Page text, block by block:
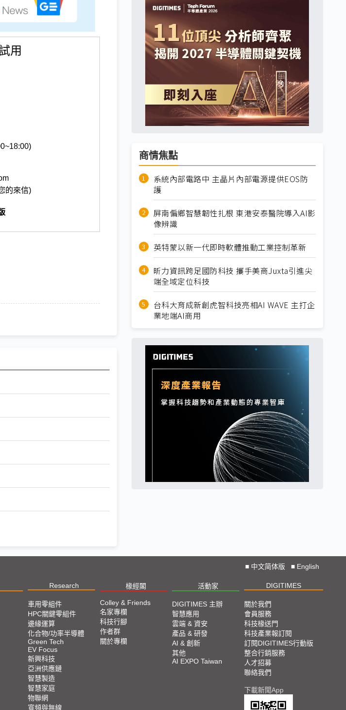
用
的來信)
商情焦點
系統內部電路中 主晶片內部電源提供EOS防
護
屏南偏鄉智慧韌性扎根 東港安泰醫院導入AI影
像辨識
英特蒙以新一代即時軟體推動工業控制革新
昕力資訊跨足國防科技 攜手美商Juxta引進尖
端全域定位科技
台科大育成新創虎智科技亮相AI WAVE 主打企
業地端AI商用
■ 中文简体版 ■ English
Research 椽經閣 活動家 DIGITIMES
車用零組件
HPC關鍵零組件
邊緣運算
化合物/功率半導體
Green Tech
EV Focus
新興科技
亞洲供應鏈
智慧製造
智慧家庭
物聯網
寬頻與無線
Colley & Friends
名家專欄
科技行腳
作者群
關於專欄
DIGITIMES 主辦
智慧應用
雲端 & 資安
產品 & 研發
AI & 創新
其他
AI EXPO Taiwan
關於我們
會員服務
科技椽送門
科技產業報訂閱
訂閱DIGITIMES行動版
整合行銷服務
人才招募
聯絡我們
下載新聞App